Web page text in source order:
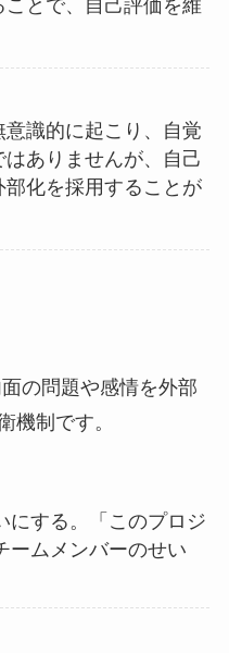
とで、自己評価を維
識的に起こり、自覚
ありませんが、自己
化を採用することが
の問題や感情を外部
機制です。
にする。「このプロジ
ームメンバーのせい